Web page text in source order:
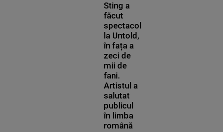
Sting a
făcut
spectacol
la Untold,
în fața a
zeci de
mii de
fani.
Artistul a
salutat
publicul
în limba
română